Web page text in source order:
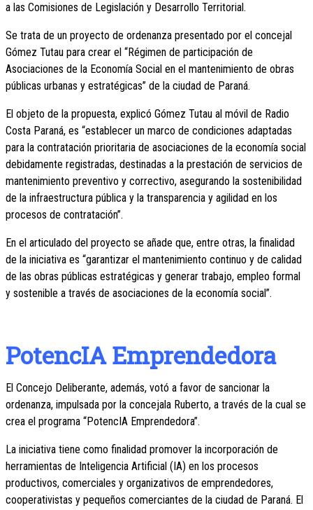
a las Comisiones de Legislación y Desarrollo Territorial.
Se trata de un proyecto de ordenanza presentado por el concejal
Gómez Tutau para crear el “Régimen de participación de
Asociaciones de la Economía Social en el mantenimiento de obras
públicas urbanas y estratégicas” de la ciudad de Paraná.
El objeto de la propuesta, explicó Gómez Tutau al móvil de Radio
Costa Paraná, es “establecer un marco de condiciones adaptadas
para la contratación prioritaria de asociaciones de la economía social
debidamente registradas, destinadas a la prestación de servicios de
mantenimiento preventivo y correctivo, asegurando la sostenibilidad
de la infraestructura pública y la transparencia y agilidad en los
procesos de contratación”.
En el articulado del proyecto se añade que, entre otras, la finalidad
de la iniciativa es “garantizar el mantenimiento continuo y de calidad
de las obras públicas estratégicas y generar trabajo, empleo formal
y sostenible a través de asociaciones de la economía social”.
PotencIA Emprendedora
El Concejo Deliberante, además, votó a favor de sancionar la
ordenanza, impulsada por la concejala Ruberto, a través de la cual se
crea el programa “PotencIA Emprendedora”.
La iniciativa tiene como finalidad promover la incorporación de
herramientas de Inteligencia Artificial (IA) en los procesos
productivos, comerciales y organizativos de emprendedores,
cooperativistas y pequeños comerciantes de la ciudad de Paraná. El